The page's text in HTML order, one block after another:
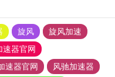
旋风
旋风加速
速器官网
速器官网
风驰加速器